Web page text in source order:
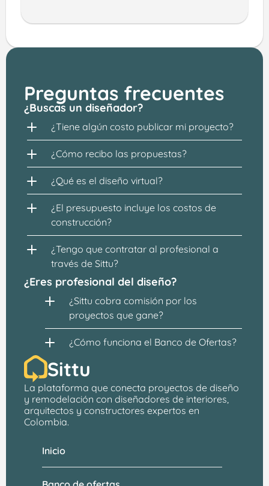
Preguntas frecuentes
¿Buscas un diseñador?
¿Tiene algún costo publicar mi proyecto?
¿Cómo recibo las propuestas?
¿Qué es el diseño virtual?
¿El presupuesto incluye los costos de
construcción?
¿Tengo que contratar al profesional a
través de Sittu?
¿Eres profesional del diseño?
¿Sittu cobra comisión por los
proyectos que gane?
¿Cómo funciona el Banco de Ofertas?
Sittu
La plataforma que conecta proyectos de diseño
y remodelación con diseñadores de interiores,
arquitectos y constructores expertos en
Colombia.
Inicio